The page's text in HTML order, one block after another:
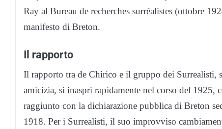
Ray al Bureau de recherches surréalistes (ottobre
manifesto di Breton.
Il rapporto
Il rapporto tra de Chirico e il gruppo dei Surrealisti,
amicizia, si inasprì rapidamente nel corso del
raggiunto con la dichiarazione pubblica di Breton
1918. Per i Surrealisti, il suo improvviso